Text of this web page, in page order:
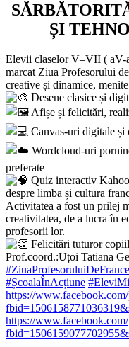
ȘI
Elevii claselor V–VII (
marcat Ziua Profesorului
creative și dinamice,
Desene clasice și
Afișe și felicitări,
Canvas-uri digitale și
Wordcloud-uri
preferate
Quiz interactiv
despre limba și cultura
Activitatea a fost un prilej
creativitatea, de a lucra în
profesorii lor.
Felicitări tuturor
Prof.coord.:Uțoi Tatiana
#ȘcoalaÎnAcțiune
https://
https://